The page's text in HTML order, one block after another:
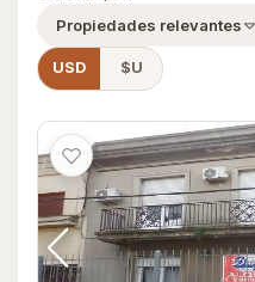
Propiedades relevantes
USD $U